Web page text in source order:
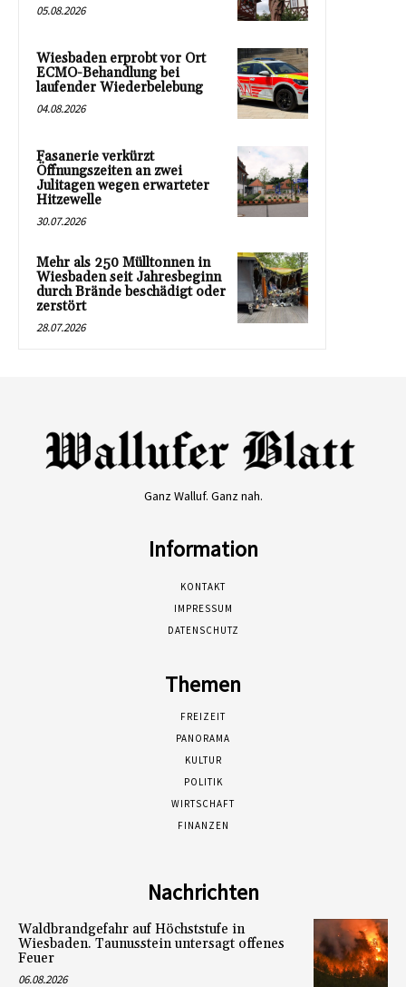
05.08.2026
Wiesbaden erprobt vor Ort
ECMO-Behandlung bei
laufender Wiederbelebung
04.08.2026
Fasanerie verkürzt
Öffnungszeiten an zwei
Julitagen wegen erwarteter
Hitzewelle
30.07.2026
Mehr als 250 Mülltonnen in
Wiesbaden seit Jahresbeginn
durch Brände beschädigt oder
zerstört
28.07.2026
Ganz Walluf. Ganz nah.
Information
KONTAKT
IMPRESSUM
DATENSCHUTZ
Themen
FREIZEIT
PANORAMA
KULTUR
POLITIK
WIRTSCHAFT
FINANZEN
Nachrichten
Waldbrandgefahr auf Höchststufe in
Wiesbaden. Taunusstein untersagt offenes
Feuer
06.08.2026